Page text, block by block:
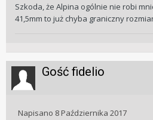
Szkoda, że Alpina ogólnie nie robi
41,5mm to już chyba graniczny
Gość fidelio
Napisano 8 Października 2017